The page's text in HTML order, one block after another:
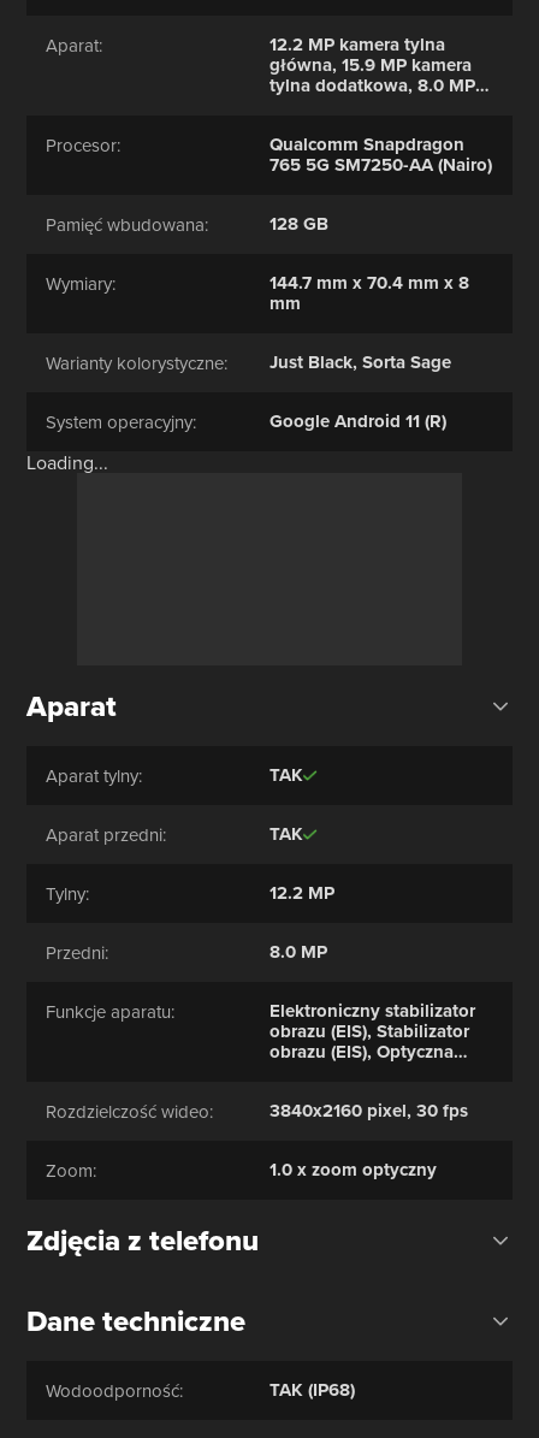
Aparat: 12.2 MP kamera tylna
główna, 15.9 MP kamera
tylna dodatkowa, 8.0 MP
Procesor: Qualcomm Snapdragon
765 5G SM7250-AA (Nairo)
Pamięć wbudowana: 128 GB
Wymiary: 144.7 mm x 70.4 mm x 8
mm
Warianty kolorystyczne: Just Black, Sorta Sage
System operacyjny:
Google Android 11 (R)
Loading...
Aparat
Aparat tylny: TAK
Aparat przedni: TAK
Tylny: 12.2 MP
Przedni: 8.0 MP
Funkcje aparatu: Elektroniczny stabilizator
obrazu (EIS), Stabilizator
obrazu (EIS), Optyczna
Redukcja efektu
seryjny, Dotykowy fokus,
Rozdzielczość wideo: 3840x2160 pixel, 30 fps
Zoom: 1.0 x zoom optyczny
Zdjęcia z telefonu
Dane techniczne
Wodoodporność: TAK (IP68)